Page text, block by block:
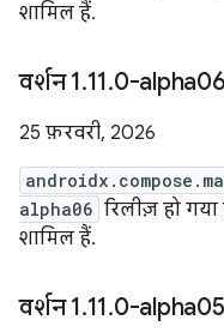
शामिल हैं.
वर्शन 1.11.0-alpha06
25 फ़रवरी, 2026
alpha06 रिलीज़ हो
शामिल हैं.
वर्शन 1.11.0-alpha05